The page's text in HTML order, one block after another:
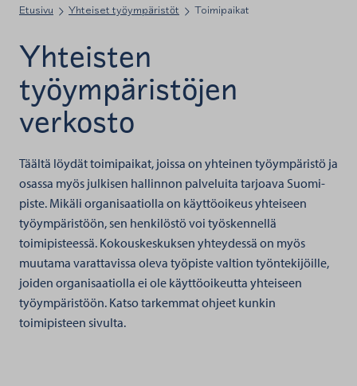
Etusivu Yhteiset työympäristöt Toimipaikat
Yhteisten
työympäristöjen
verkosto
Täältä löydät toimipaikat, joissa on yhteinen työympäristö ja
osassa myös julkisen hallinnon palveluita tarjoava Suomi-
piste. Mikäli organisaatiolla on käyttöoikeus yhteiseen
työympäristöön, sen henkilöstö voi työskennellä
toimipisteessä. Kokouskeskuksen yhteydessä on myös
muutama varattavissa oleva työpiste valtion työntekijöille,
joiden organisaatiolla ei ole käyttöoikeutta yhteiseen
työympäristöön. Katso tarkemmat ohjeet kunkin
toimipisteen sivulta.